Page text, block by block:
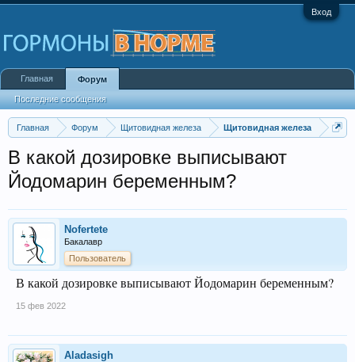
Вход
Главная Форум Щитовидная железа Щитовидная железа
В какой дозировке выписывают
Йодомарин беременным?
Nofertete
Бакалавр
Пользователь
В какой дозировке выписывают Йодомарин беременным?
15 фев 2022
Aladasigh
Главная Форум
Последние сообщения